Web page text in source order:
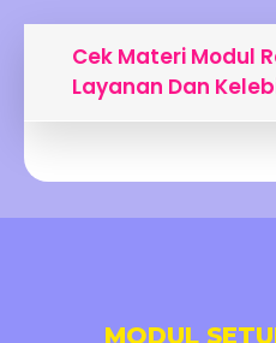
Cek Materi Modul
Layanan Dan
MODUL